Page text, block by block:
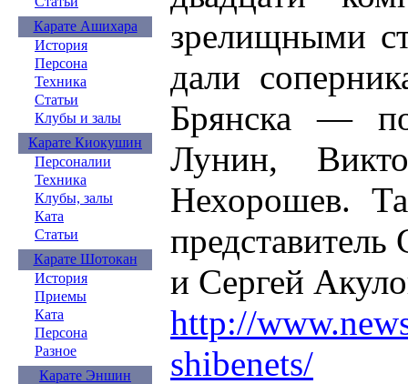
Карате Ашихара
История
Персона
Техника
Статьи
Клубы и залы
Карате Киокушин
Персоналии
Техника
Клубы, залы
Ката
Статьи
Карате Шотокан
История
Приемы
Ката
Персона
Разное
Карате Эншин
зрелищными
дали
Брянска —
Лунин,
Нехорошев.
и Сергей
http://
shibenets/